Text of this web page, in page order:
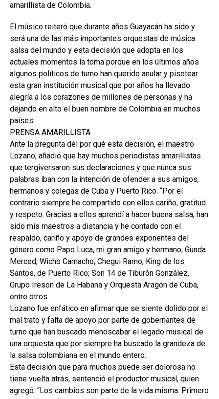
amarillista de Colombia.
El músico reiteró que durante años Guayacán ha sido y
será una de las más importantes orquestas de música
salsa del mundo y esta decisión que adopta en los
actuales momentos la toma porque en los últimos años
algunos políticos de turno han querido anular y pisotear
esta gran institución musical que por años ha llevado
alegría a los corazones de millones de personas y ha
dejando en alto el buen nombre de Colombia en muchos
países.
PRENSA AMARILLISTA
Ante la pregunta del por qué esta decisión, el maestro
Lozano, añadió que hay muchos periodistas amarillistas
que tergiversaron sus declaraciones y que nunca sus
palabras iban con la intención de ofender a sus amigos,
hermanos y colegas de Cuba y Puerto Rico. “Por el
contrario siempre he compartido con ellos cariño, gratitud
y respeto. Gracias a ellos aprendí a hacer buena salsa; han
sido mis maestros a distancia y he contado con el
respaldo, cariño y apoyo de grandes exponentes del
género como Papo Luca, mi gran amigo y hermano; Gunda
Merced, Wicho Camacho, Chegui Ramo, King de los
Santos, de Puerto Rico; Son 14 de Tiburón González,
Grupo Ireson de La Habana y Orquesta Aragón de Cuba,
entre otros.
Lozano fue enfático en afirmar que se siente dolido por el
mal trato y falta de apoyo por parte de gobernantes de
turno que han buscado menoscabar el legado musical de
una orquesta que por siempre ha buscado la grandeza de
la salsa colombiana en el mundo entero.
Esta decisión que para muchos puede ser dolorosa no
tiene vuelta atrás, sentenció el productor musical, quien
agregó: “Los cambios son parte de la vida misma. Primero